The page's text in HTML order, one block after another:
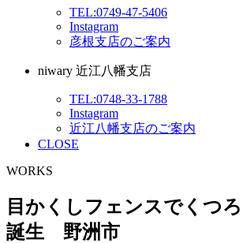
TEL:0749-47-5406
Instagram
彦根支店のご案内
niwary 近江八幡支店
TEL:0748-33-1788
Instagram
近江八幡支店のご案内
CLOSE
WORKS
目かくしフェンスでくつ
誕生 野洲市